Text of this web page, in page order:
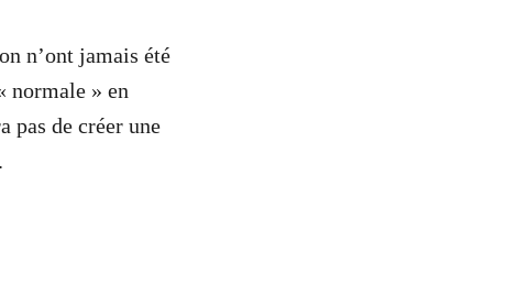
n’ont jamais été
normale » en
pas de créer une